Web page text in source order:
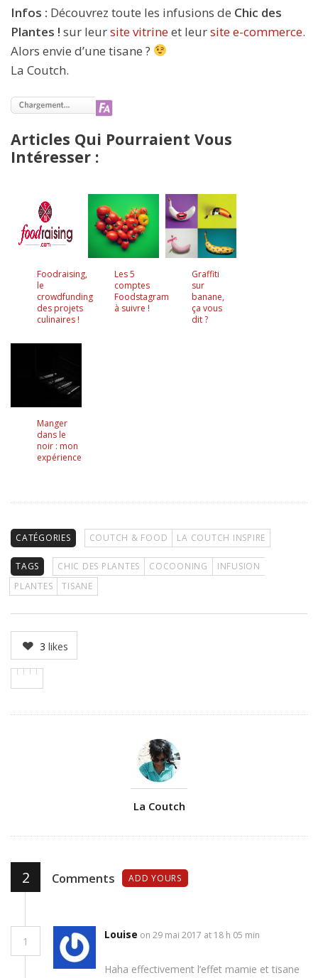
Infos : Découvrez toute les infusions de Chic des
Plantes ! sur leursite vitrineet leursite e-commerce.
Alors envie d’une tisane ?
La Coutch.
Articles Qui Pourraient Vous
Intéresser :
Foodraising,
le
crowdfunding
des projets
culinaires !
Les 5
comptes
Foodstagram
à suivre !
Graffiti
sur
banane,
ça vous
dit ?
Manger
dans le
noir : mon
expérience
CATÉGORIES COUTCH & FOOD LA COUTCH INSPIRE
TAGS CHIC DES PLANTES COCOONING
INFUSION
PLANTES
TISANE
3 likes
La Coutch
2 Comments ADD YOURS
1
Louise on 29 mai 2017 at 18 h 05 min
Haha effectivement l’effet mamie et tisane